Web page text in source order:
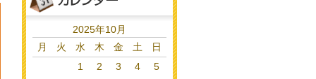
2025年10月
月
火 水 木 金 土 日
1 2 3 4
5